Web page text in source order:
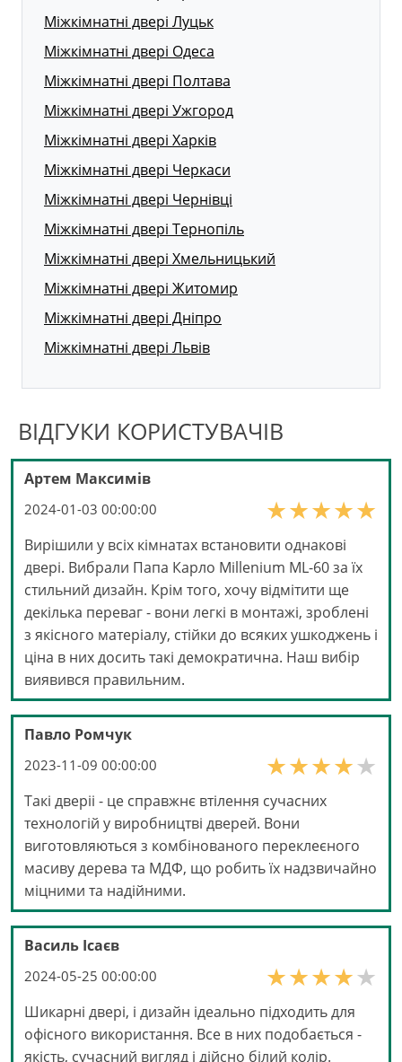
Міжкімнатні двері Луцьк
Міжкімнатні двері Одеса
Міжкімнатні двері Полтава
Міжкімнатні двері Ужгород
Міжкімнатні двері Харків
Міжкімнатні двері Черкаси
Міжкімнатні двері Чернівці
Міжкімнатні двері Тернопіль
Міжкімнатні двері Хмельницький
Міжкімнатні двері Житомир
Міжкімнатні двері Дніпро
Міжкімнатні двері Львів
ВІДГУКИ КОРИСТУВАЧІВ
Артем Максимів
2024-01-03 00:00:00
Вирішили у всіх кімнатах встановити однакові
двері. Вибрали Папа Карло Millenium ML-60 за їх
стильний дизайн. Крім того, хочу відмітити ще
декілька переваг - вони легкі в монтажі, зроблені
з якісного матеріалу, стійки до всяких ушкоджень і
ціна в них досить такі демократична. Наш вибір
виявився правильним.
Павло Ромчук
2023-11-09 00:00:00
Такі дверіі - це справжнє втілення сучасних
технологій у виробництві дверей. Вони
виготовляються з комбінованого переклеєного
масиву дерева та МДФ, що робить їх надзвичайно
міцними та надійними.
Василь Ісаєв
2024-05-25 00:00:00
Шикарні двері, і дизайн ідеально підходить для
офісного використання. Все в них подобається -
якість, сучасний вигляд і дійсно білий колір.